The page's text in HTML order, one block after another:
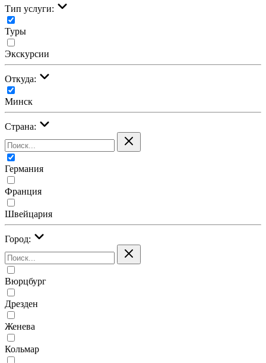
Тип услуги:
Туры
Экскурсии
Откуда:
Минск
Страна:
Германия
Франция
Швейцария
Город:
Вюрцбург
Дрезден
Женева
Кольмар